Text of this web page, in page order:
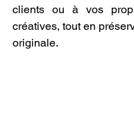
clients ou à vos
créatives, tout en
originale.